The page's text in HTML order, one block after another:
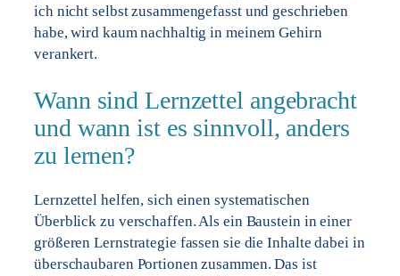
ich nicht selbst zusammengefasst und geschrieben
habe, wird kaum nachhaltig in meinem Gehirn
verankert.
Wann sind Lernzettel angebracht
und wann ist es sinnvoll, anders
zu lernen?
Lernzettel helfen, sich einen systematischen
Überblick zu verschaffen. Als ein Baustein in einer
größeren Lernstrategie fassen sie die Inhalte dabei in
überschaubaren Portionen zusammen. Das ist